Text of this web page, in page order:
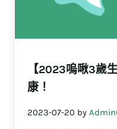
【2023嗚啾3歲
康！
2023-07-20 by